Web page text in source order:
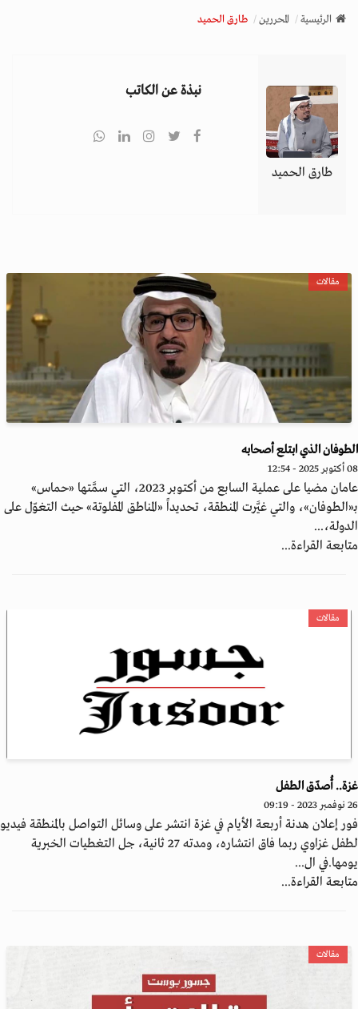
v
t
o
n
الرئيسية المحررين طارق الحميد
طارق الحميد
نبذة عن الكاتب
مقالات
الذي ابتلع أصحابه
- 12:54
عامان مضيا على عملية السابع من أكتوبر 2023، التي سمَّتها «حماس»
والتي غيَّرت المنطقة، تحديداً «المناطق المفلوتة» حيث التغوّل على
القراءة...
مقالات
أُصدّق الطفل
09:19
إعلان هدنة أربعة الأيام في غزة انتشر على وسائل التواصل بالمنطقة فيديو
لطفل غزاوي ربما فاق انتشاره، ومدته 27 ثانية، جل التغطيات الخبرية
ال...
القراءة...
مقالات